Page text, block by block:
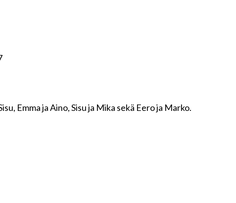
Emma ja Aino, Sisu ja Mika sekä Eero ja Marko.